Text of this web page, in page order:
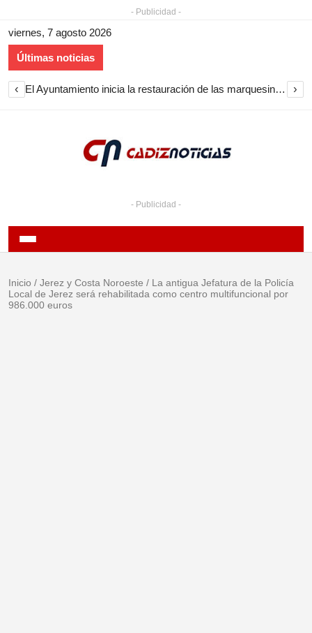
- Publicidad -
viernes, 7 agosto 2026
Últimas noticias
‹ El Ayuntamiento inicia la restauración de las marquesinas de Plaza Esteve para volver a instalarlas en el centro de Jerez ›
- Publicidad -
Inicio / Jerez y Costa Noroeste / La antigua Jefatura de la Policía
Local de Jerez será rehabilitada como centro multifuncional por
986.000 euros